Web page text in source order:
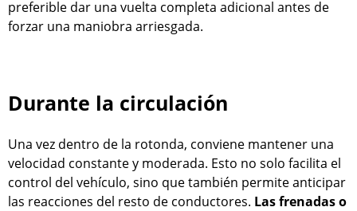
preferible dar una vuelta completa adicional antes de
forzar una maniobra arriesgada.
Durante la circulación
Una vez dentro de la rotonda, conviene mantener una
velocidad constante y moderada. Esto no solo facilita el
control del vehículo, sino que también permite anticipar
las reacciones del resto de conductores. Las frenadas o